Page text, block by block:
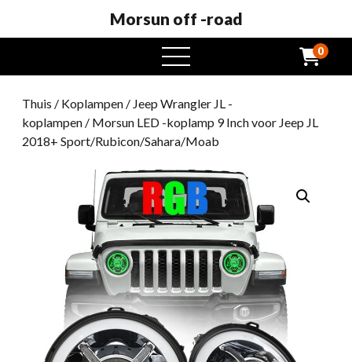
Morsun off -road
Open
het
0
Thuis / Koplampen / Jeep Wrangler JL -
koplampen / Morsun LED -koplamp 9 Inch voor Jeep JL
2018+ Sport/Rubicon/Sahara/Moab